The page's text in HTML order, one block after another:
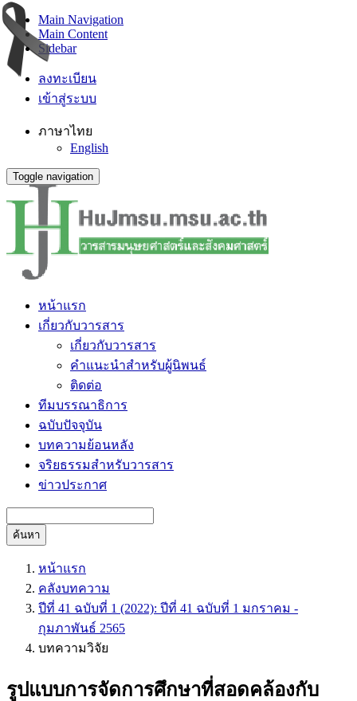
Main Navigation
Main Content
Sidebar
ลงทะเบียน
เข้าสู่ระบบ
ภาษาไทย
English
Toggle navigation
หน้าแรก
เกี่ยวกับวารสาร
เกี่ยวกับวารสาร
คำแนะนำสำหรับผู้นิพนธ์
ติดต่อ
ทีมบรรณาธิการ
ฉบับปัจจุบัน
บทความย้อนหลัง
จริยธรรมสำหรับวารสาร
ข่าวประกาศ
ค้นหา
หน้าแรก
คลังบทความ
ปีที่ 41 ฉบับที่ 1 (2022): ปีที่ 41 ฉบับที่ 1 มกราคม -
กุมภาพันธ์ 2565
บทความวิจัย
รูปแบบการจัดการศึกษาที่สอดคล้องกับ